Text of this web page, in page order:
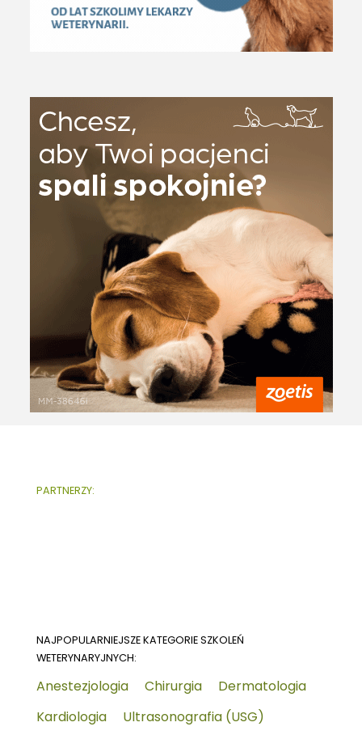
PARTNERZY:
NAJPOPULARNIEJSZE KATEGORIE SZKOLEŃ
WETERYNARYJNYCH:
Anestezjologia Chirurgia
Dermatologia
Kardiologia
Ultrasonografia (USG)